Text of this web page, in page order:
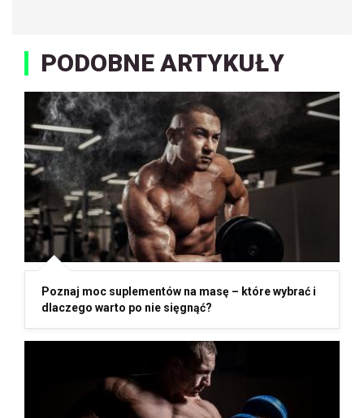
PODOBNE ARTYKUŁY
Poznaj moc suplementów na masę – które wybrać i
dlaczego warto po nie sięgnąć?